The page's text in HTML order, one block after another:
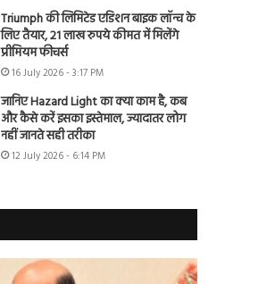
Triumph की लिमिटेड एडिशन बाइक लॉन्च के
लिए तैयार, 21 लाख रुपये कीमत में मिलेंगे
प्रीमियम फीचर्स
16 July 2026 - 3:17 PM
जानिए Hazard Light का क्या काम है, कब
और कैसे करें इसका इस्तेमाल, ज्यादातर लोग
नहीं जानते सही तरीका
12 July 2026 - 6:14 PM